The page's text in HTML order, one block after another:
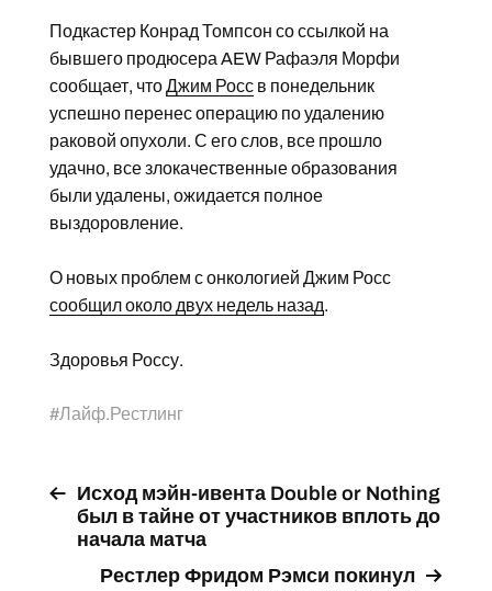
Подкастер Конрад Томпсон со ссылкой на
бывшего продюсера AEW Рафаэля Морфи
сообщает, чтоДжим Россв понедельник
успешно перенес операцию по удалению
раковой опухоли. С его слов, все прошло
удачно, все злокачественные образования
были удалены, ожидается полное
выздоровление.
О новых проблем с онкологией Джим Росс
сообщил около двух недель назад.
Здоровья Россу.
#Лайф.Рестлинг
Исход мэйн-ивента Double or Nothing
был в тайне от участников вплоть до
начала матча
Рестлер Фридом Рэмси покинул